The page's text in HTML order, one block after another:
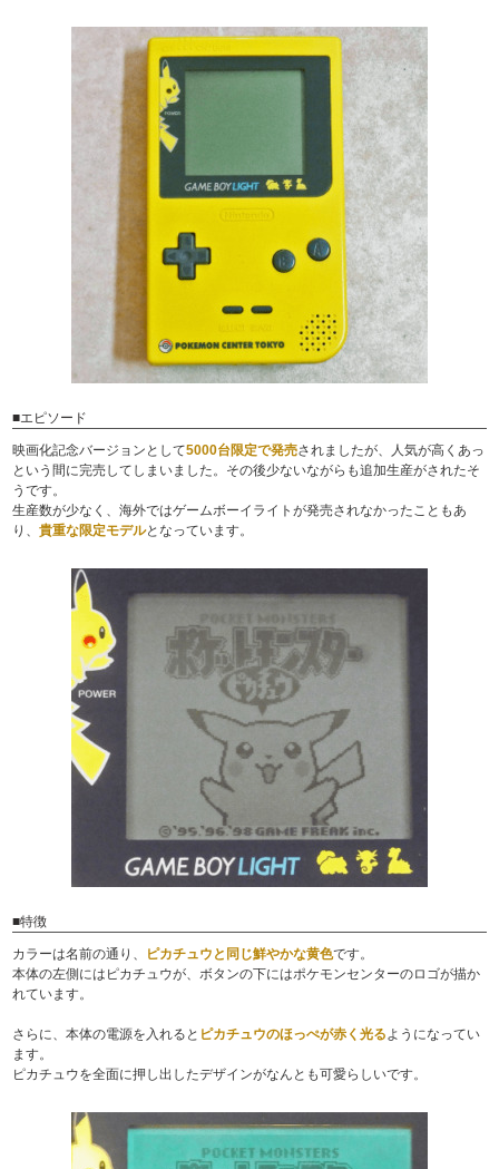
■エピソード
映画化記念バージョンとして5000台限定で発売されましたが、人気が高くあっ
という間に完売してしまいました。その後少ないながらも追加生産がされたそ
うです。
生産数が少なく、海外ではゲームボーイライトが発売されなかったこともあ
り、貴重な限定モデルとなっています。
■特徴
カラーは名前の通り、 ピカチュウと同じ鮮やかな黄色です。
本体の左側にはピカチュウが、ボタンの下にはポケモンセンターのロゴが描か
れています。
さらに、本体の電源を入れると ピカチュウのほっぺが赤く光るようになってい
ます。
ピカチュウを全面に押し出したデザインがなんとも可愛らしいです。